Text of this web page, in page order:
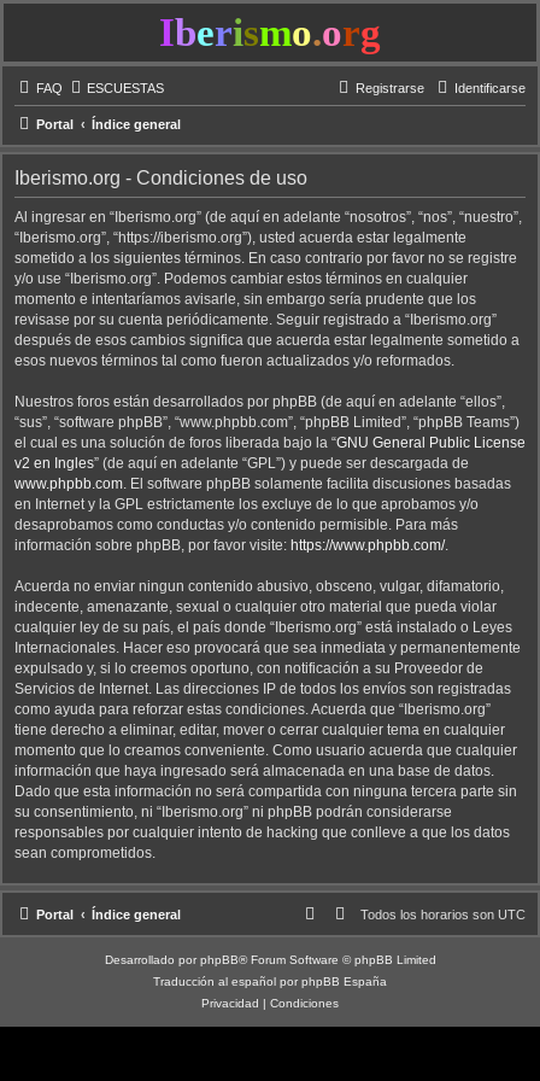
Iberismo.org
FAQ ESCUESTAS Identificarse
Registrarse
Portal Índice general
Iberismo.org - Condiciones de uso
Al ingresar en “Iberismo.org” (de aquí en adelante “nosotros”, “nos”, “nuestro”,
“Iberismo.org”, “https://iberismo.org”), usted acuerda estar legalmente
sometido a los siguientes términos. En caso contrario por favor no se registre
y/o use “Iberismo.org”. Podemos cambiar estos términos en cualquier
momento e intentaríamos avisarle, sin embargo sería prudente que los
revisase por su cuenta periódicamente. Seguir registrado a “Iberismo.org”
después de esos cambios significa que acuerda estar legalmente sometido a
esos nuevos términos tal como fueron actualizados y/o reformados.
Nuestros foros están desarrollados por phpBB (de aquí en adelante “ellos”,
“sus”, “software phpBB”, “www.phpbb.com”, “phpBB Limited”, “phpBB Teams”)
el cual es una solución de foros liberada bajo la “GNU General Public License
v2 en Ingles” (de aquí en adelante “GPL”) y puede ser descargada de
www.phpbb.com. El software phpBB solamente facilita discusiones basadas
en Internet y la GPL estrictamente los excluye de lo que aprobamos y/o
desaprobamos como conductas y/o contenido permisible. Para más
información sobre phpBB, por favor visite: https://www.phpbb.com/.
Acuerda no enviar ningun contenido abusivo, obsceno, vulgar, difamatorio,
indecente, amenazante, sexual o cualquier otro material que pueda violar
cualquier ley de su país, el país donde “Iberismo.org” está instalado o Leyes
Internacionales. Hacer eso provocará que sea inmediata y permanentemente
expulsado y, si lo creemos oportuno, con notificación a su Proveedor de
Servicios de Internet. Las direcciones IP de todos los envíos son registradas
como ayuda para reforzar estas condiciones. Acuerda que “Iberismo.org”
tiene derecho a eliminar, editar, mover o cerrar cualquier tema en cualquier
momento que lo creamos conveniente. Como usuario acuerda que cualquier
información que haya ingresado será almacenada en una base de datos.
Dado que esta información no será compartida con ninguna tercera parte sin
su consentimiento, ni “Iberismo.org” ni phpBB podrán considerarse
responsables por cualquier intento de hacking que conlleve a que los datos
sean comprometidos.
Portal Índice general Todos los horarios son UTC
Desarrollado por phpBB® Forum Software © phpBB Limited
Traducción al español por phpBB España
Privacidad | Condiciones